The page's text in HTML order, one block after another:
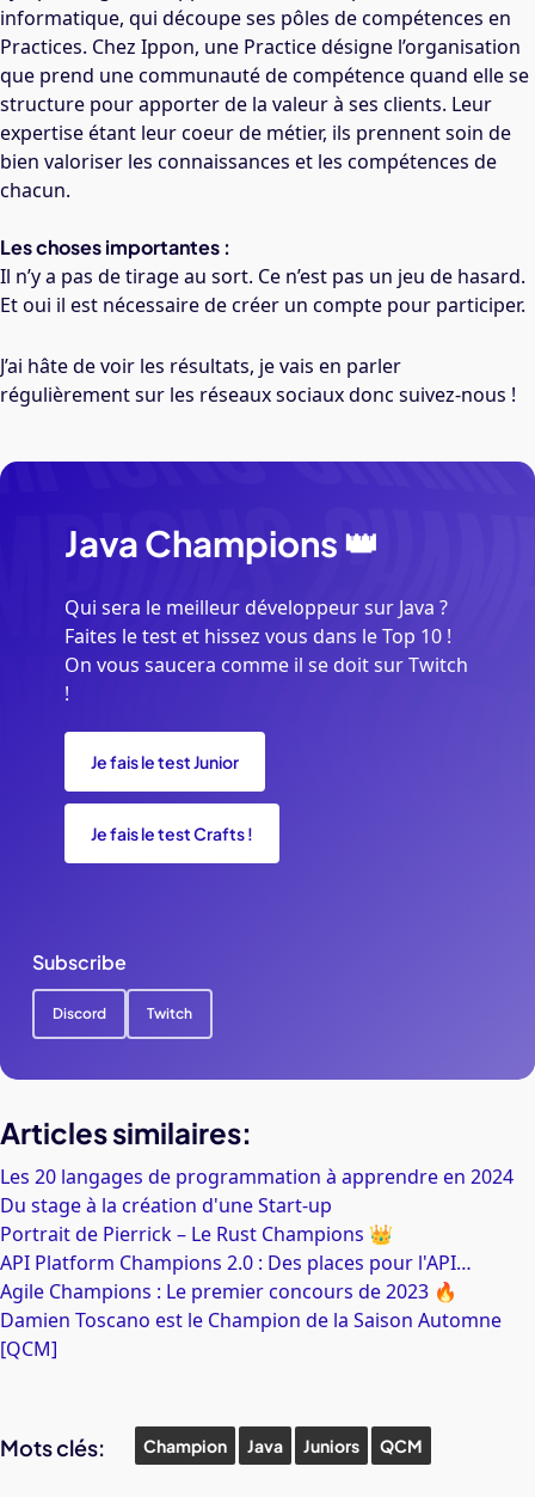
informatique, qui découpe ses pôles de compétences en
Practices. Chez Ippon, une Practice désigne l’organisation
que prend une communauté de compétence quand elle se
structure pour apporter de la valeur à ses clients. Leur
expertise étant leur coeur de métier, ils prennent soin de
bien valoriser les connaissances et les compétences de
chacun.
Les choses importantes :
Il n’y a pas de tirage au sort. Ce n’est pas un jeu de hasard.
Et oui il est nécessaire de créer un compte pour participer.
J’ai hâte de voir les résultats, je vais en parler
régulièrement sur les réseaux sociaux donc suivez-nous !
JavaChampions👑
Qui sera le meilleur développeur sur Java ?
Faites le test et hissez vous dans le Top 10 !
On vous saucera comme il se doit sur Twitch
!
Je fais le test Junior
Je fais le test Crafts !
Subscribe
Discord Twitch
Articles similaires:
Les 20 langages de programmation à apprendre en 2024
Du stage à la création d'une Start-up
Portrait de Pierrick – Le Rust Champions 👑
API Platform Champions 2.0 : Des places pour l'API…
Agile Champions : Le premier concours de 2023 🔥
Damien Toscano est le Champion de la Saison Automne
[QCM]
Mots clés: Champion Java Juniors QCM